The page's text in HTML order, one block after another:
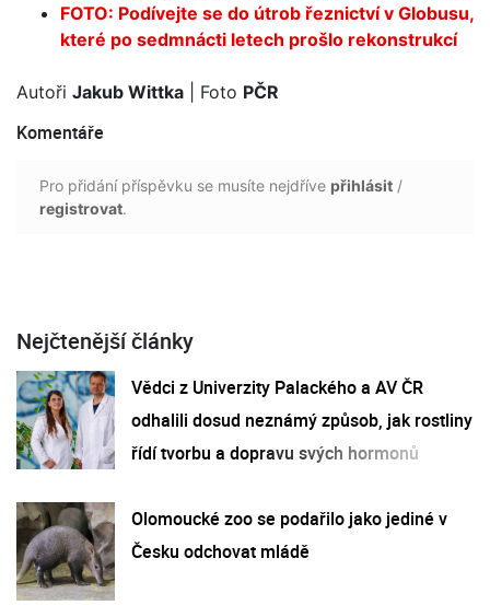
FOTO: Podívejte se do útrob řeznictví v Globusu,
které po sedmnácti letech prošlo rekonstrukcí
Autoři Jakub Wittka | Foto PČR
Komentáře
Pro přidání příspěvku se musíte nejdříve přihlásit /
registrovat.
Nejčtenější články
Vědci z Univerzity Palackého a AV ČR
odhalili dosud neznámý způsob, jak rostliny
řídí tvorbu a dopravu svých hormonů
Olomoucké zoo se podařilo jako jediné v
Česku odchovat mládě